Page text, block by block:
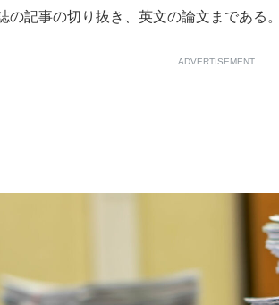
の記事の切り抜き、英文の論文まである。
ADVERTISEMENT